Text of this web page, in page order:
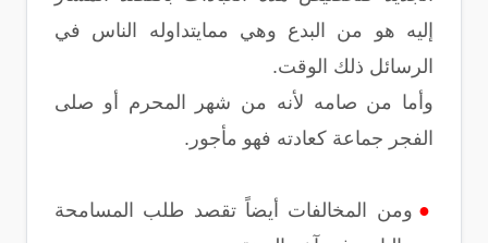
إليه هو من البدع وهي ممايتداوله الناس في
الرسائل ذلك الوقت.
وأما من صامه لأنه من شهر المحرم أو صلى
الفجر جماعة كعادته فهو مأجور.
● ومن المخالفات أيضاً تقصد طلب المسامحة